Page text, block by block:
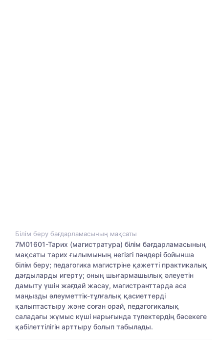
Білім беру бағдарламасының мақсаты
7М01601-Тарих (магистратура) білім бағдарламасының
мақсаты тарих ғылымының негізгі пәндері бойынша
білім беру; педагогика магистріне қажетті практикалық
дағдыларды игерту; оның шығармашылық әлеуетін
дамыту үшін жағдай жасау, магистранттарда аса
маңызды әлеуметтік-тұлғалық қасиеттерді
қалыптастыру және соған орай, педагогикалық
саладағы жұмыс күші нарығында түлектердің бәсекеге
қабілеттілігін арттыру болып табылады.